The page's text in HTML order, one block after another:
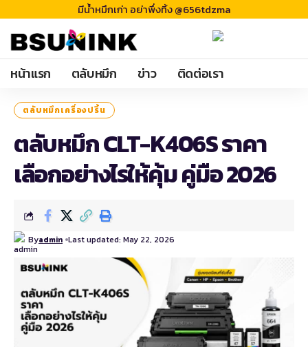
มีน้ำหมึกเก่า อย่าพึ่งทิ้ง @656tdzma
หน้าแรก ตลับหมึก ข่าว ติดต่อเรา
ตลับหมึกเครื่องปริ้น
ตลับหมึก CLT-K406S ราคา
เลือกอย่างไรให้คุ้ม คู่มือ 2026
Byadmin Last updated: May 22, 2026